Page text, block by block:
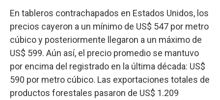
En tableros contrachapados en Estados Unidos, los
precios cayeron a un mínimo de US$ 547 por metro
cúbico y posteriormente llegaron a un máximo de
US$ 599. Aún así, el precio promedio se mantuvo
por encima del registrado en la última década: US$
590 por metro cúbico. Las exportaciones totales de
productos forestales pasaron de US$ 1.209